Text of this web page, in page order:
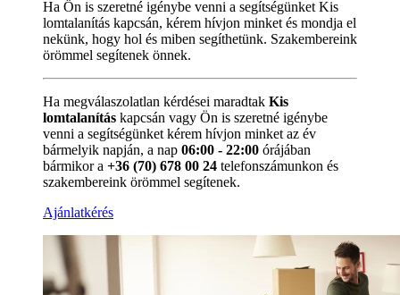
Ha Ön is szeretné igénybe venni a segítségünket Kis
lomtalanítás kapcsán, kérem hívjon minket és mondja el
nekünk, hogy hol és miben segíthetünk. Szakembereink
örömmel segítenek önnek.
Ha megválaszolatlan kérdései maradtak Kis
lomtalanítás kapcsán vagy Ön is szeretné igénybe
venni a segítségünket kérem hívjon minket az év
bármelyik napján, a nap 06:00 - 22:00 órájában
bármikor a +36 (70) 678 00 24 telefonszámunkon és
szakembereink örömmel segítenek.
Ajánlatkérés